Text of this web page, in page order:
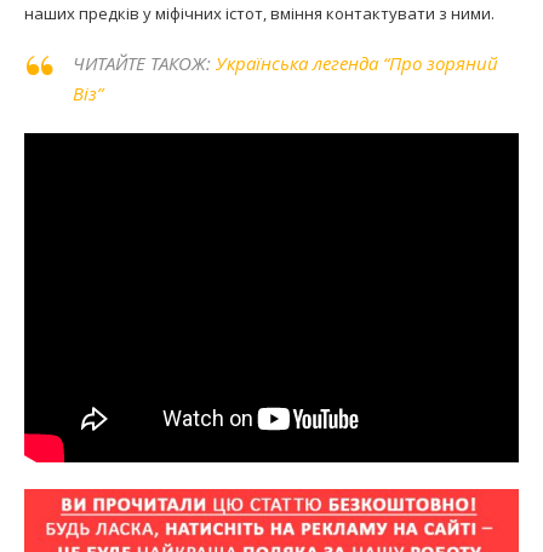
наших предків у міфічних істот, вміння контактувати з ними.
ЧИТАЙТЕ ТАКОЖ: Українська легенда “Про зоряний
Віз”